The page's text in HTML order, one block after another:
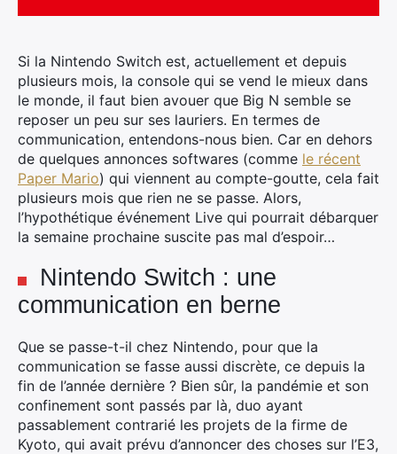
Si la Nintendo Switch est, actuellement et depuis
plusieurs mois, la console qui se vend le mieux dans
le monde, il faut bien avouer que Big N semble se
reposer un peu sur ses lauriers. En termes de
communication, entendons-nous bien. Car en dehors
de quelques annonces softwares (comme le récent
Paper Mario) qui viennent au compte-goutte, cela fait
plusieurs mois que rien ne se passe. Alors,
l’hypothétique événement Live qui pourrait débarquer
la semaine prochaine suscite pas mal d’espoir…
Nintendo Switch : une
communication en berne
Que se passe-t-il chez Nintendo, pour que la
communication se fasse aussi discrète, ce depuis la
fin de l’année dernière ? Bien sûr, la pandémie et son
confinement sont passés par là, duo ayant
passablement contrarié les projets de la firme de
Kyoto, qui avait prévu d’annoncer des choses sur l’E3,